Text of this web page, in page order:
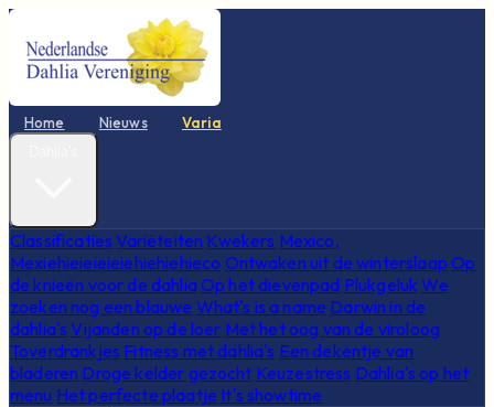
Home Nieuws Varia
Classificaties Variëteiten Kwekers Mexico,
Mexiehieieieieiehiehiehieco Ontwaken uit de winterslaap Op
de knieën voor de dahliaOp het dievenpad Plukgeluk We
zoeken nog een blauwe What's is a name Darwin in de
dahlia's Vijanden op de loer Met het oog van de viroloog
Toverdrankjes Fitness met dahlia's Een dekentje van
bladeren Droge kelder gezocht Keuzestress Dahlia's op het
menu Het perfecte plaatje It's showtime